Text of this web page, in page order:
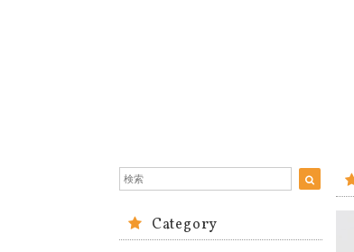
Category